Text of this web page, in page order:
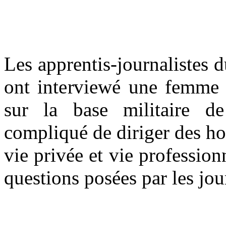
Les apprentis-journalistes
ont interviewé une
sur la base militaire de
compliqué de diriger des
vie privée et vie
questions posées par les